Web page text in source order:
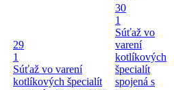
29
1
Súťaž vo varení
kotlíkových špecialít
30
1
Súťaž vo
varení
kotlíkových
špecialít
spojená s